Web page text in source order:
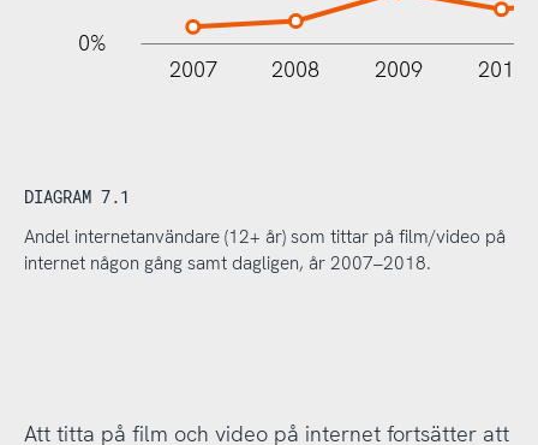
0%
2007 2008 2009 2010
DIAGRAM 7.1
Andel internetanvändare (12+ år) som tittar på film/video på
internet någon gång samt dagligen, år 2007–2018.
Att titta på film och video på internet fortsätter att